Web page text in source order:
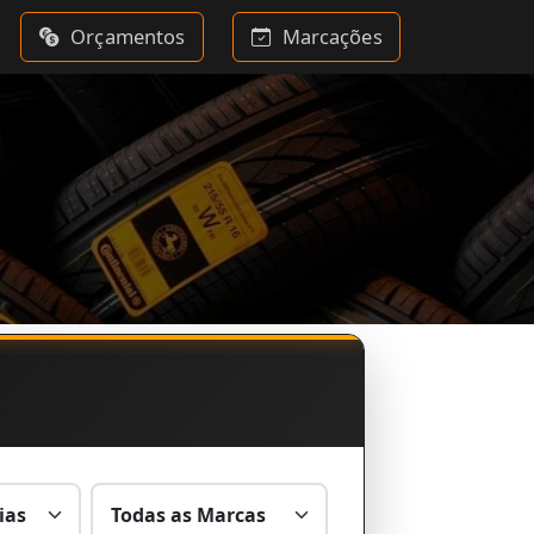
Orçamentos Marcações